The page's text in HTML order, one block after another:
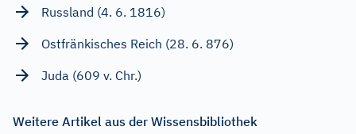
Russland (4. 6. 1816)
Ostfränkisches Reich (28. 6. 876)
Juda (609 v. Chr.)
Weitere Artikel aus der Wissensbibliothek